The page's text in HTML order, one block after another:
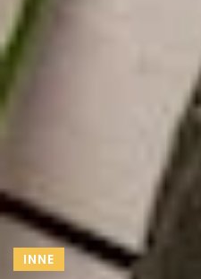
INNE